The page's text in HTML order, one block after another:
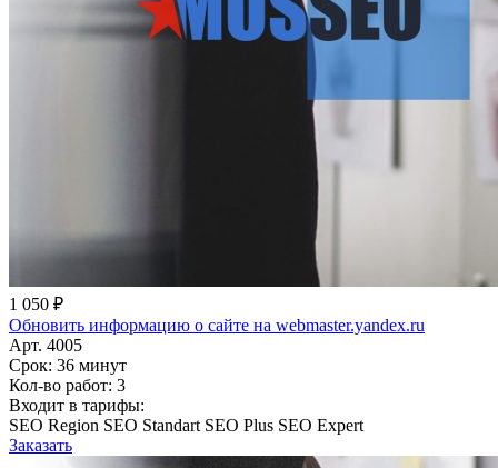
1 050 ₽
Обновить информацию о сайте на webmaster.yandex.ru
Арт. 4005
Срок: 36 минут
Кол-во работ: 3
Входит в тарифы:
SEO Region SEO Standart SEO Plus SEO Expert
Заказать